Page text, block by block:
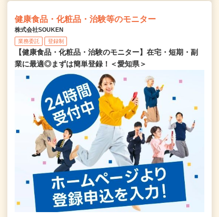
健康食品・化粧品・治験等のモニター
株式会社SOUKEN
業務委託 登録制
【健康食品・化粧品・治験のモニター】在宅・短期・副
業に最適◎まずは簡単登録！＜愛知県＞